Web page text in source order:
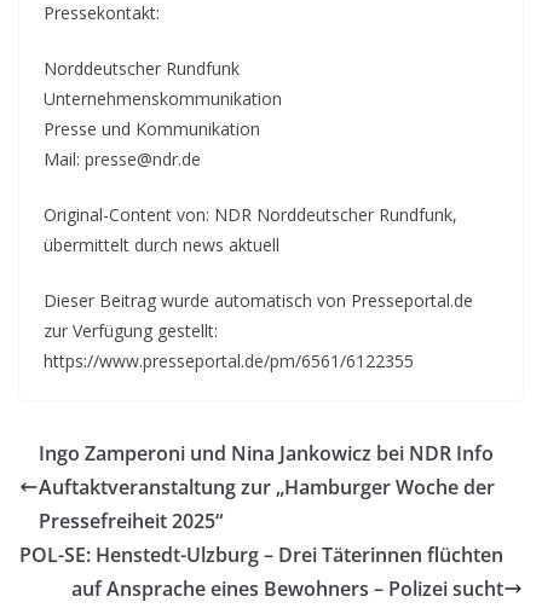
Pressekontakt:
Norddeutscher Rundfunk
Unternehmenskommunikation
Presse und Kommunikation
Mail: presse@ndr.de
Original-Content von: NDR Norddeutscher Rundfunk,
übermittelt durch news aktuell
Dieser Beitrag wurde automatisch von Presseportal.de
zur Verfügung gestellt:
https://www.presseportal.de/pm/6561/6122355
Ingo Zamperoni und Nina Jankowicz bei NDR Info
Auftaktveranstaltung zur „Hamburger Woche der
Pressefreiheit 2025“
POL-SE: Henstedt-Ulzburg – Drei Täterinnen flüchten
auf Ansprache eines Bewohners – Polizei sucht